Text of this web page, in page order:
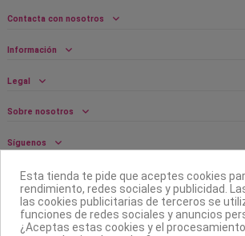
Contacta con nosotros
Información
Legal
Sobre nosotros
Síguenos
Boletín
Esta tienda te pide que aceptes cookies
rendimiento, redes sociales y publicidad.
las cookies publicitarias de terceros se
funciones de redes sociales y anuncios
¿Aceptas estas cookies y el